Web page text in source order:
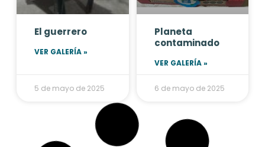
El guerrero
VER GALERÍA »
5 de mayo de 2025
Planeta
contaminado
VER GALERÍA »
6 de mayo de 2025
ACCESORIOS